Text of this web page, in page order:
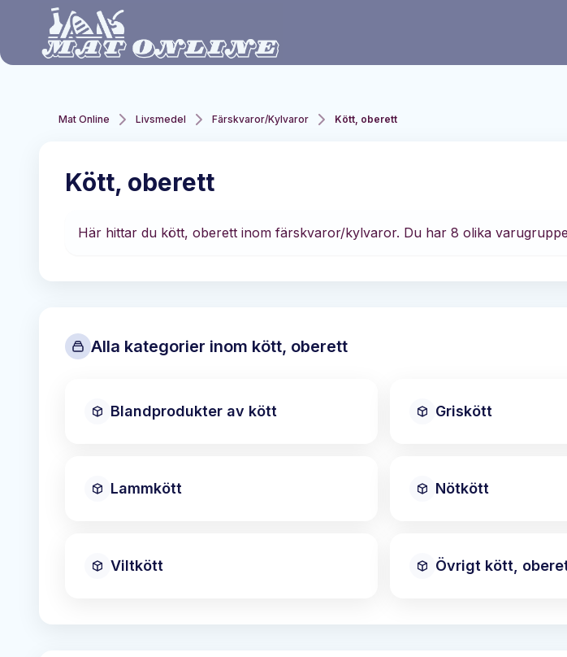
Hoppa till huvudinnehåll
Mat Online Livsmedel Färskvaror/Kylvaror Kött, oberett
Kött, oberett
Här hittar du kött, oberett inom färskvaror/kylvaror. Du har 8 olika
Alla kategorier inom kött, oberett
Blandprodukter av kött Griskött
Lammkött Nötkött
Viltkött Övrigt kött,